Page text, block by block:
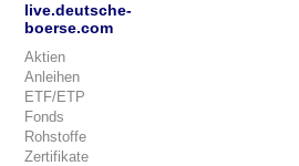
live.deutsche-
boerse.com
Aktien
Anleihen
ETF/ETP
Fonds
Rohstoffe
Zertifikate